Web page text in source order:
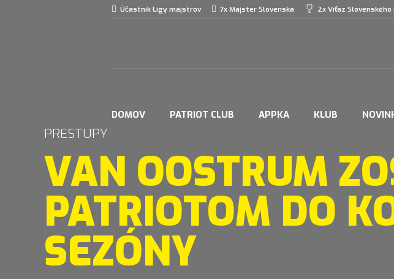
Účastník Ligy majstrov 7x Majster Slovenska 2x Víťaz Slovenského
DOMOV PATRIOT CLUB APPKA KLUB
PRESTUPY
VAN OOSTRUM
PATRIOTOM DO
SEZÓNY